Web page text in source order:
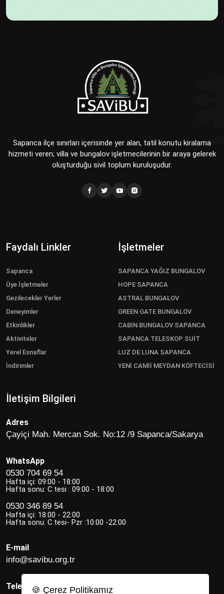
Sapanca ilçe sınırları içerisinde yer alan, tatil konutu kiralama
hizmeti veren; villa ve bungalov işletmecilerinin bir araya gelerek
oluşturduğu sivil toplum kuruluşudur.
Faydalı Linkler
Sapanca
Üye İşletmeler
Gezilecekler Yerler
Deneyimler
Etkinlikler
Aktiviteler
Yerel Esnaflar
İndirimler
İşletmeler
SAPANCA YAĞIZ BUNGALOV
HOPE SAPANCA
ASTRAL BUNGALOV
GREEN GATE BUNGALOV
CABİN BUNGALOV SAPANCA
SAPANCA TELESKOP SUİT
LUZ DE LUNA SAPANCA
YENİ CAMİİ MEYDAN KÖFTECİSİ
İletişim Bilgileri
Adres
Çayiçi Mah. Mercan Sok. No:12 /9 Sapanca/Sakarya
WhatsApp
0530 704 69 54
Hafta içi: 09:00 - 18:00
Hafta sonu: C.tesi : 09:00 - 18:00
0530 346 89 54
Hafta içi: 18:00 - 22:00
Hafta sonu: C.tesi- Pzr :10:00 -22:00
E-mail
info@savibu.org.tr
Telefon🍪 Çerez Politikamız